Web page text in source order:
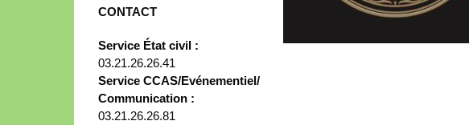
CONTACT
Service État civil :
03.21.26.26.41
Service CCAS/Evénementiel/
Communication :
03.21.26.26.81